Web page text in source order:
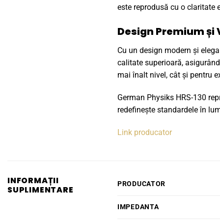
este reprodusă cu o claritate
Design Premium
Cu un design modern și
calitate superioară,
mai înalt nivel, cât și pentru
German Physiks HRS-130
redefinește standardele în
Link producator
INFORMAȚII
SUPLIMENTARE
PRODUCATOR
IMPEDANTA